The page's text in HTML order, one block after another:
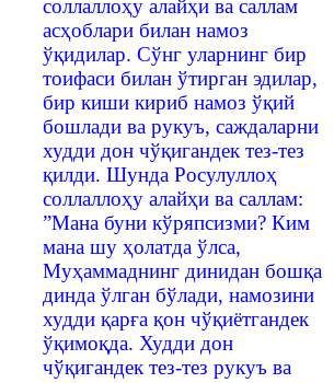
соллаллоҳу алайҳи ва саллам
асҳоблари билан намоз
ўқидилар. Сўнг уларнинг бир
тоифаси билан ўтирган эдилар,
бир киши кириб намоз ўқий
бошлади ва рукуъ, саждаларни
худди дон чўқигандек тез-тез
қилди. Шунда Росулуллоҳ
соллаллоҳу алайҳи ва саллам:
”Мана буни кўряпсизми? Ким
мана шу ҳолатда ўлса,
Муҳаммаднинг динидан бошқа
динда ўлган бўлади, намозини
худди қарға қон чўқиётгандек
ўқимоқда. Худди дон
чўқигандек тез-тез рукуъ ва